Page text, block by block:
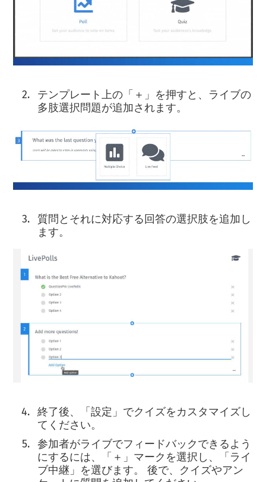
テンプレート上の「＋」を押すと、ライブの
多肢選択問題が追加されます。
質問とそれに対応する回答の選択肢を追加し
ます。
終了後、「設定」でクイズをカスタマイズし
てください。
参加者がライブでフィードバックできるよう
にするには、「＋」マークを選択し、「ライ
ブ中継」を選びます。 後で、クイズやアン